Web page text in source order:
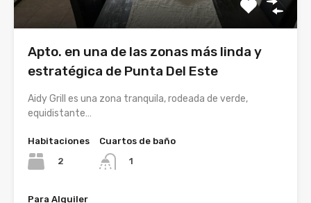
Apto. en una de las zonas más linda y
estratégica de Punta Del Este
Aidy Grill es una zona tranquila, rodeada de verde,
equidistante…
Habitaciones
2
Cuartos de baño
1
Para Alquiler